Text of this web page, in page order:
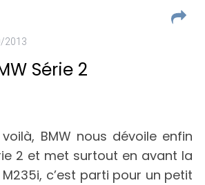
2013
Série 2
BMW nous dévoile enfin
2 et met surtout en avant la
c’est parti pour un petit